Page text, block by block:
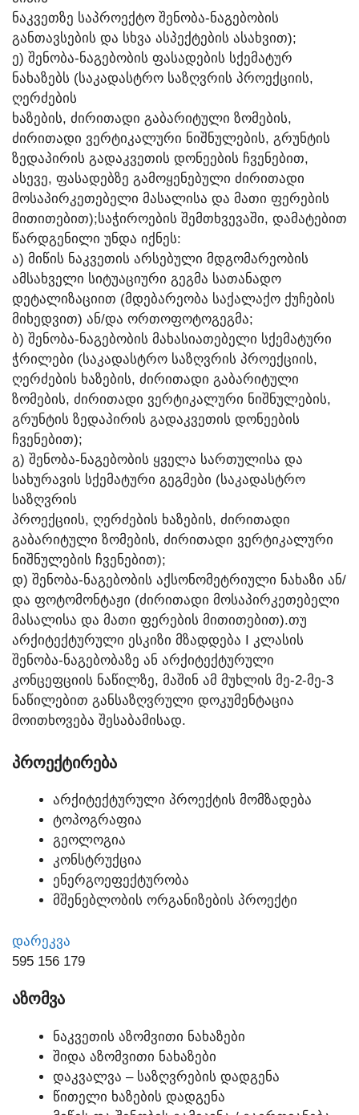
ᲜᲐᲙᲕᲔᲗᲖᲔ ᲡᲐᲞᲠᲝᲔᲥᲢᲝ ᲨᲔᲜᲝᲑᲐ-ᲜᲐᲒᲔᲑᲝᲑᲘᲡ
ᲒᲐᲜᲗᲐᲕᲡᲔᲑᲘᲡ ᲓᲐ ᲡᲮᲕᲐ ᲐᲡᲞᲔᲥᲢᲔᲑᲘᲡ ᲐᲡᲐᲮᲕᲘᲗ);
Ე) ᲨᲔᲜᲝᲑᲐ-ᲜᲐᲒᲔᲑᲝᲑᲘᲡ ᲤᲐᲡᲐᲓᲔᲑᲘᲡ ᲡᲥᲔᲛᲐᲢᲣᲠ
ᲜᲐᲮᲐᲖᲔᲑᲡ (ᲡᲐᲙᲐᲓᲐᲡᲢᲠᲝ ᲡᲐᲖᲦᲕᲠᲘᲡ ᲞᲠᲝᲔᲥᲪᲘᲘᲡ,
ᲦᲔᲠᲫᲔᲑᲘᲡ
ᲮᲐᲖᲔᲑᲘᲡ, ᲫᲘᲠᲘᲗᲐᲓᲘ ᲒᲐᲑᲐᲠᲘᲢᲣᲚᲘ ᲖᲝᲛᲔᲑᲘᲡ,
ᲫᲘᲠᲘᲗᲐᲓᲘ ᲕᲔᲠᲢᲘᲙᲐᲚᲣᲠᲘ ᲜᲘᲨᲜᲣᲚᲔᲑᲘᲡ, ᲒᲠᲣᲜᲢᲘᲡ
ᲖᲔᲓᲐᲞᲘᲠᲘᲡ ᲒᲐᲓᲐᲙᲕᲔᲗᲘᲡ ᲓᲝᲜᲔᲔᲑᲘᲡ ᲩᲕᲔᲜᲔᲑᲘᲗ,
ᲐᲡᲔᲕᲔ, ᲤᲐᲡᲐᲓᲔᲑᲖᲔ ᲒᲐᲛᲝᲧᲔᲜᲔᲑᲣᲚᲘ ᲫᲘᲠᲘᲗᲐᲓᲘ
ᲛᲝᲡᲐᲞᲘᲠᲙᲔᲗᲔᲑᲔᲚᲘ ᲛᲐᲡᲐᲚᲘᲡᲐ ᲓᲐ ᲛᲐᲗᲘ ᲤᲔᲠᲔᲑᲘᲡ
ᲛᲘᲗᲘᲗᲔᲑᲘᲗ);ᲡᲐᲭᲘᲠᲝᲔᲑᲘᲡ ᲨᲔᲛᲗᲮᲕᲔᲕᲐᲨᲘ, ᲓᲐᲛᲐᲢᲔᲑᲘᲗ
ᲬᲐᲠᲓᲒᲔᲜᲘᲚᲘ ᲣᲜᲓᲐ ᲘᲥᲜᲔᲡ:
Ა) ᲛᲘᲬᲘᲡ ᲜᲐᲙᲕᲔᲗᲘᲡ ᲐᲠᲡᲔᲑᲣᲚᲘ ᲛᲓᲒᲝᲛᲐᲠᲔᲝᲑᲘᲡ
ᲐᲛᲡᲐᲮᲕᲔᲚᲘ ᲡᲘᲢᲣᲐᲪᲘᲣᲠᲘ ᲒᲔᲒᲛᲐ ᲡᲐᲗᲐᲜᲐᲓᲝ
ᲓᲔᲢᲐᲚᲘᲖᲐᲪᲘᲘᲗ (ᲛᲓᲔᲑᲐᲠᲔᲝᲑᲐ ᲡᲐᲥᲐᲚᲐᲥᲝ ᲥᲣᲩᲔᲑᲘᲡ
ᲛᲘᲮᲔᲓᲕᲘᲗ) ᲐᲜ/ᲓᲐ ᲝᲠᲗᲝᲤᲝᲢᲝᲒᲔᲒᲛᲐ;
Ბ) ᲨᲔᲜᲝᲑᲐ-ᲜᲐᲒᲔᲑᲝᲑᲘᲡ ᲛᲐᲮᲐᲡᲘᲐᲗᲔᲑᲔᲚᲘ ᲡᲥᲔᲛᲐᲢᲣᲠᲘ
ᲭᲠᲘᲚᲔᲑᲘ (ᲡᲐᲙᲐᲓᲐᲡᲢᲠᲝ ᲡᲐᲖᲦᲕᲠᲘᲡ ᲞᲠᲝᲔᲥᲪᲘᲘᲡ,
ᲦᲔᲠᲫᲔᲑᲘᲡ ᲮᲐᲖᲔᲑᲘᲡ, ᲫᲘᲠᲘᲗᲐᲓᲘ ᲒᲐᲑᲐᲠᲘᲢᲣᲚᲘ
ᲖᲝᲛᲔᲑᲘᲡ, ᲫᲘᲠᲘᲗᲐᲓᲘ ᲕᲔᲠᲢᲘᲙᲐᲚᲣᲠᲘ ᲜᲘᲨᲜᲣᲚᲔᲑᲘᲡ,
ᲒᲠᲣᲜᲢᲘᲡ ᲖᲔᲓᲐᲞᲘᲠᲘᲡ ᲒᲐᲓᲐᲙᲕᲔᲗᲘᲡ ᲓᲝᲜᲔᲔᲑᲘᲡ
ᲩᲕᲔᲜᲔᲑᲘᲗ);
Გ) ᲨᲔᲜᲝᲑᲐ-ᲜᲐᲒᲔᲑᲝᲑᲘᲡ ᲧᲕᲔᲚᲐ ᲡᲐᲠᲗᲣᲚᲘᲡᲐ ᲓᲐ
ᲡᲐᲮᲣᲠᲐᲕᲘᲡ ᲡᲥᲔᲛᲐᲢᲣᲠᲘ ᲒᲔᲒᲛᲔᲑᲘ (ᲡᲐᲙᲐᲓᲐᲡᲢᲠᲝ
ᲡᲐᲖᲦᲕᲠᲘᲡ
ᲞᲠᲝᲔᲥᲪᲘᲘᲡ, ᲦᲔᲠᲫᲔᲑᲘᲡ ᲮᲐᲖᲔᲑᲘᲡ, ᲫᲘᲠᲘᲗᲐᲓᲘ
ᲒᲐᲑᲐᲠᲘᲢᲣᲚᲘ ᲖᲝᲛᲔᲑᲘᲡ, ᲫᲘᲠᲘᲗᲐᲓᲘ ᲕᲔᲠᲢᲘᲙᲐᲚᲣᲠᲘ
ᲜᲘᲨᲜᲣᲚᲔᲑᲘᲡ ᲩᲕᲔᲜᲔᲑᲘᲗ);
Დ) ᲨᲔᲜᲝᲑᲐ-ᲜᲐᲒᲔᲑᲝᲑᲘᲡ ᲐᲥᲡᲝᲜᲝᲛᲔᲢᲠᲘᲣᲚᲘ ᲜᲐᲮᲐᲖᲘ ᲐᲜ/
ᲓᲐ ᲤᲝᲢᲝᲛᲝᲜᲢᲐᲟᲘ (ᲫᲘᲠᲘᲗᲐᲓᲘ ᲛᲝᲡᲐᲞᲘᲠᲙᲔᲗᲔᲑᲔᲚᲘ
ᲛᲐᲡᲐᲚᲘᲡᲐ ᲓᲐ ᲛᲐᲗᲘ ᲤᲔᲠᲔᲑᲘᲡ ᲛᲘᲗᲘᲗᲔᲑᲘᲗ).ᲗᲣ
ᲐᲠᲥᲘᲢᲔᲥᲢᲣᲠᲣᲚᲘ ᲔᲡᲙᲘᲖᲘ ᲛᲖᲐᲓᲓᲔᲑᲐ I ᲙᲚᲐᲡᲘᲡ
ᲨᲔᲜᲝᲑᲐ-ᲜᲐᲒᲔᲑᲝᲑᲐᲖᲔ ᲐᲜ ᲐᲠᲥᲘᲢᲔᲥᲢᲣᲠᲣᲚᲘ
ᲙᲝᲜᲪᲔᲤᲪᲘᲘᲡ ᲜᲐᲬᲘᲚᲖᲔ, ᲛᲐᲨᲘᲜ ᲐᲛ ᲛᲣᲮᲚᲘᲡ ᲛᲔ-2-ᲛᲔ-3
ᲜᲐᲬᲘᲚᲔᲑᲘᲗ ᲒᲐᲜᲡᲐᲖᲦᲕᲠᲣᲚᲘ ᲓᲝᲙᲣᲛᲔᲜᲢᲐᲪᲘᲐ
ᲛᲝᲘᲗᲮᲝᲕᲔᲑᲐ ᲨᲔᲡᲐᲑᲐᲛᲘᲡᲐᲓ.
ᲞᲠᲝᲔᲥᲢᲘᲠᲔᲑᲐ
ᲐᲠᲥᲘᲢᲔᲥᲢᲣᲠᲣᲚᲘ ᲞᲠᲝᲔᲥᲢᲘᲡ ᲛᲝᲛᲖᲐᲓᲔᲑᲐ
ᲢᲝᲞᲝᲒᲠᲐᲤᲘᲐ
ᲒᲔᲝᲚᲝᲒᲘᲐ
ᲙᲝᲜᲡᲢᲠᲣᲥᲪᲘᲐ
ᲔᲜᲔᲠᲒᲝᲔᲤᲔᲥᲢᲣᲠᲝᲑᲐ
ᲛᲨᲔᲜᲔᲑᲚᲝᲑᲘᲡ ᲝᲠᲒᲐᲜᲘᲖᲔᲑᲘᲡ ᲞᲠᲝᲔᲥᲢᲘ
ᲓᲐᲠᲔᲙᲕᲐ
595 156 179
ᲐᲖᲝᲛᲕᲐ
ᲜᲐᲙᲕᲔᲗᲘᲡ ᲐᲖᲝᲛᲕᲘᲗᲘ ᲜᲐᲮᲐᲖᲔᲑᲘ
ᲨᲘᲓᲐ ᲐᲖᲝᲛᲕᲘᲗᲘ ᲜᲐᲮᲐᲖᲔᲑᲘ
ᲓᲐᲙᲕᲐᲚᲕᲐ – ᲡᲐᲖᲦᲕᲠᲔᲑᲘᲡ ᲓᲐᲓᲒᲔᲜᲐ
ᲬᲘᲗᲔᲚᲘ ᲮᲐᲖᲔᲑᲘᲡ ᲓᲐᲓᲒᲔᲜᲐ